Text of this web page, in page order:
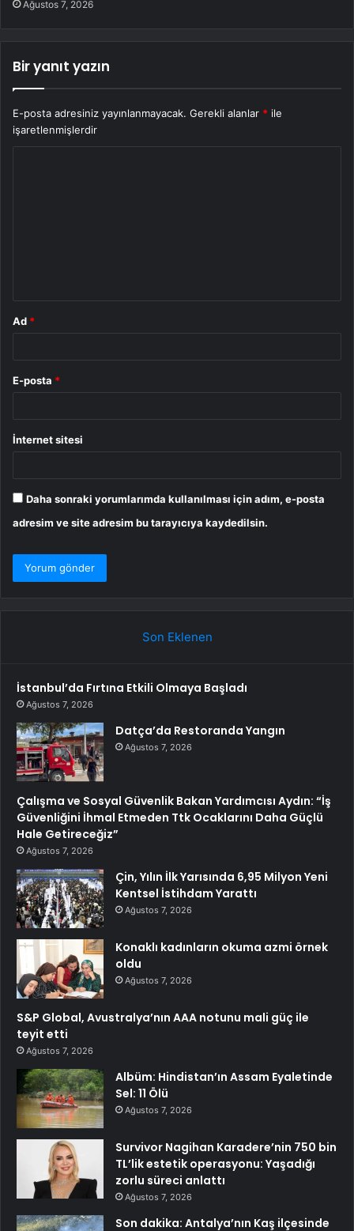
Ağustos 7, 2026
Bir yanıt yazın
E-posta adresiniz yayınlanmayacak. Gerekli alanlar * ile
işaretlenmişlerdir
Ad *
E-posta *
İnternet sitesi
Daha sonraki yorumlarımda kullanılması için adım, e-posta
adresim ve site adresim bu tarayıcıya kaydedilsin.
Son Eklenen
İstanbul’da Fırtına Etkili Olmaya Başladı
Ağustos 7, 2026
Datça’da Restoranda Yangın
Ağustos 7, 2026
Çalışma ve Sosyal Güvenlik Bakan Yardımcısı Aydın: “İş
Güvenliğini İhmal Etmeden Ttk Ocaklarını Daha Güçlü
Hale Getireceğiz”
Ağustos 7, 2026
Çin, Yılın İlk Yarısında 6,95 Milyon Yeni
Kentsel İstihdam Yarattı
Ağustos 7, 2026
Konaklı kadınların okuma azmi örnek
oldu
Ağustos 7, 2026
S&P Global, Avustralya’nın AAA notunu mali güç ile
teyit etti
Ağustos 7, 2026
Albüm: Hindistan’ın Assam Eyaletinde
Sel: 11 Ölü
Ağustos 7, 2026
Survivor Nagihan Karadere’nin 750 bin
TL’lik estetik operasyonu: Yaşadığı
zorlu süreci anlattı
Ağustos 7, 2026
Son dakika: Antalya’nın Kaş ilçesinde